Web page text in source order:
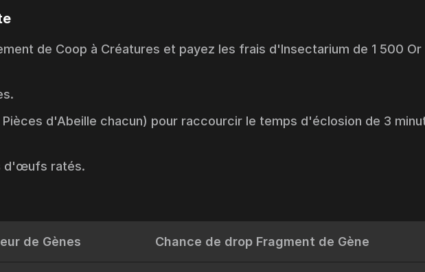
de Coop à Créatures et payez les frais d'Insectarium de 1 500 Or
Pièces d'Abeille chacun) pour raccourcir le temps d'éclosion de 3
d'œufs ratés.
de Gènes Chance de drop Fragment de Gène